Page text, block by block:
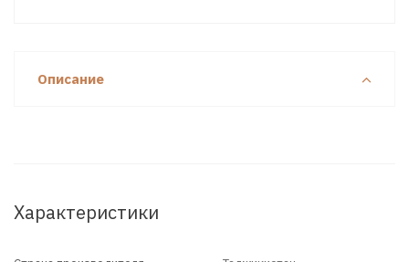
Описание
Характеристики